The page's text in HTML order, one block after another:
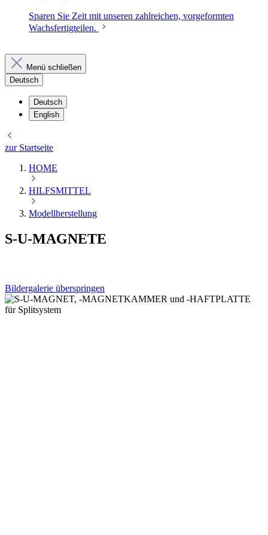
Sparen Sie Zeit mit unseren zahlreichen, vorgeformten
Wachsfertigteilen.
Menü schließen
Deutsch
Deutsch
English
zur Startseite
HOME
HILFSMITTEL
Modellherstellung
S-U-MAGNETE
Bildergalerie überspringen